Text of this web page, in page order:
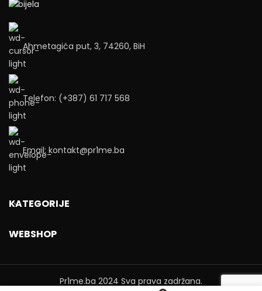
Ahmetagića put, 3, 74260, BiH
Telefon: (+387) 61 717 568
Email: kontakt@pr1me.ba
KATEGORIJE
WEBSHOP
Pr1me.ba 2024 Sva prava zadržana.